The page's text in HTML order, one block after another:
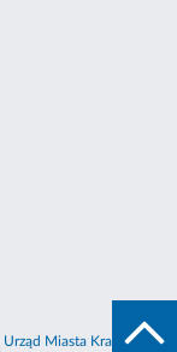
Urząd Miasta Krakowa